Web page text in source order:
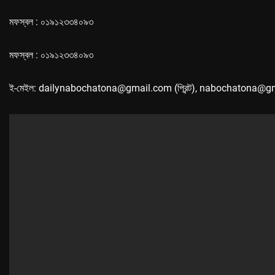
মফস্বল : ০১৯১২৩৩৪০৯৩
মফস্বল : ০১৯১২৩৩৪০৯৩
ই-মেইল: dailynabochatona@gmail.com (প্রিন্ট),